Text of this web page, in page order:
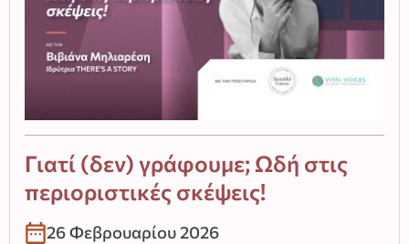
Γιατί (δεν) γράφουμε; Ωδή στις
περιοριστικές σκέψεις!
26 Φεβρουαρίου 2026